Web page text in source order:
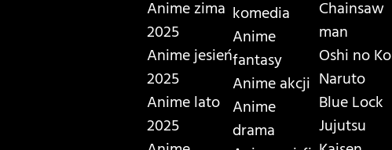
Anime zima
2025
Anime jesień
2025
Anime lato
2025
komedia
Anime
fantasy
Anime akcji
Anime
drama
Chainsaw
man
Oshi no Ko
Naruto
Blue Lock
Jujutsu